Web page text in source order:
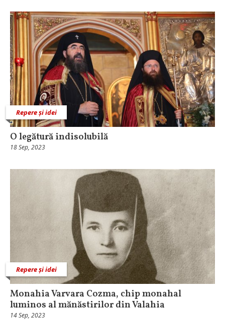
Repere și idei
O legătură indisolubilă
18 Sep, 2023
Repere și idei
Monahia Varvara Cozma, chip monahal
luminos al mănăstirilor din Valahia
14 Sep, 2023